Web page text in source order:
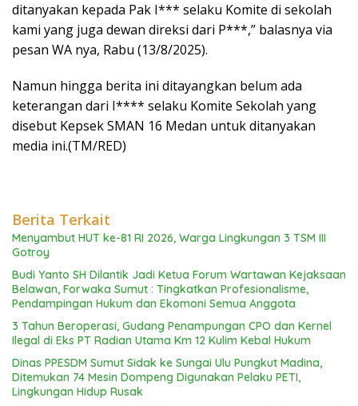
ditanyakan kepada Pak I*** selaku Komite di sekolah
kami yang juga dewan direksi dari P***,” balasnya via
pesan WA nya, Rabu (13/8/2025).
Namun hingga berita ini ditayangkan belum ada
keterangan dari I**** selaku Komite Sekolah yang
disebut Kepsek SMAN 16 Medan untuk ditanyakan
media ini.(TM/RED)
Berita Terkait
Menyambut HUT ke-81 RI 2026, Warga Lingkungan 3 TSM III
Gotroy
Budi Yanto SH Dilantik Jadi Ketua Forum Wartawan Kejaksaan
Belawan, Forwaka Sumut : Tingkatkan Profesionalisme,
Pendampingan Hukum dan Ekomoni Semua Anggota
3 Tahun Beroperasi, Gudang Penampungan CPO dan Kernel
Ilegal di Eks PT Radian Utama Km 12 Kulim Kebal Hukum
Dinas PPESDM Sumut Sidak ke Sungai Ulu Pungkut Madina,
Ditemukan 74 Mesin Dompeng Digunakan Pelaku PETI,
Lingkungan Hidup Rusak